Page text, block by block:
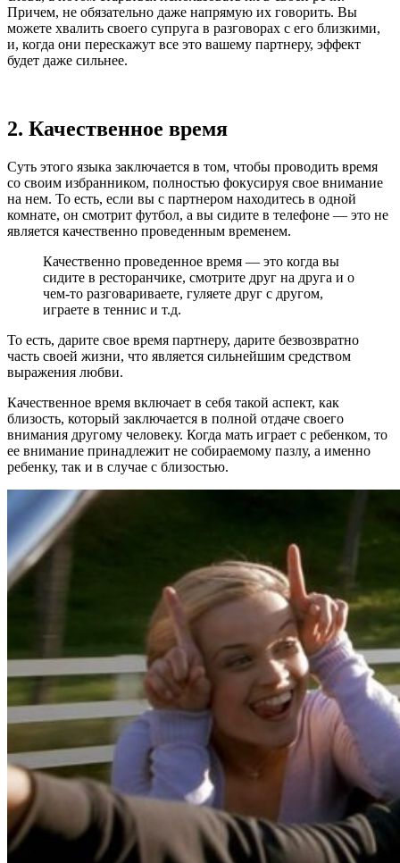
Причем, не обязательно даже напрямую их говорить. Вы
можете хвалить своего супруга в разговорах с его близкими,
и, когда они перескажут все это вашему партнеру, эффект
будет даже сильнее.
2. Качественное время
Суть этого языка заключается в том, чтобы проводить время
со своим избранником, полностью фокусируя свое внимание
на нем. То есть, если вы с партнером находитесь в одной
комнате, он смотрит футбол, а вы сидите в телефоне — это не
является качественно проведенным временем.
Качественно проведенное время — это когда вы
сидите в ресторанчике, смотрите друг на друга и о
чем-то разговариваете, гуляете друг с другом,
играете в теннис и т.д.
То есть, дарите свое время партнеру, дарите безвозвратно
часть своей жизни, что является сильнейшим средством
выражения любви.
Качественное время включает в себя такой аспект, как
близость, который заключается в полной отдаче своего
внимания другому человеку. Когда мать играет с ребенком, то
ее внимание принадлежит не собираемому пазлу, а именно
ребенку, так и в случае с близостью.